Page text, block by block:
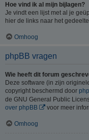
Hoe vind ik al mijn bijlagen?
Je vindt een lijst met al je
hier de links naar het
Omhoog
phpBB vragen
Wie heeft dit forum
Deze software (in zijn
copyright beschermd door
de GNU General Public
over phpBB
voor meer
Omhoog